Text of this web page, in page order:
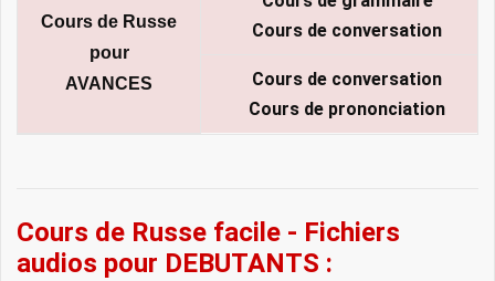
Cours de Russe
pour
AVANCES
Cours de conversation
Cours de conversation
Cours de prononciation
Cours de Russe facile - Fichiers
audios pour DEBUTANTS :